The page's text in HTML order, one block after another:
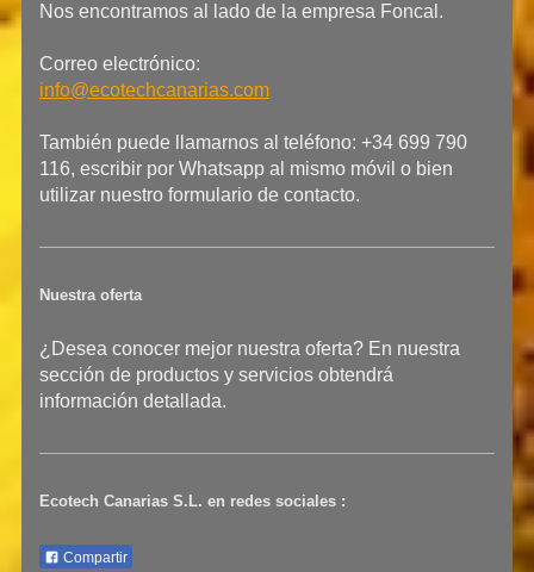
Nos encontramos al lado de la empresa Foncal.
Correo electrónico:
info@ecotechcanarias.com
También puede llamarnos al teléfono: +34 699 790
116, escribir por Whatsapp al mismo móvil o bien
utilizar nuestro formulario de contacto.
Nuestra oferta
¿Desea conocer mejor nuestra oferta? En nuestra
sección de productos y servicios obtendrá
información detallada.
Ecotech Canarias S.L. en redes sociales :
Compartir